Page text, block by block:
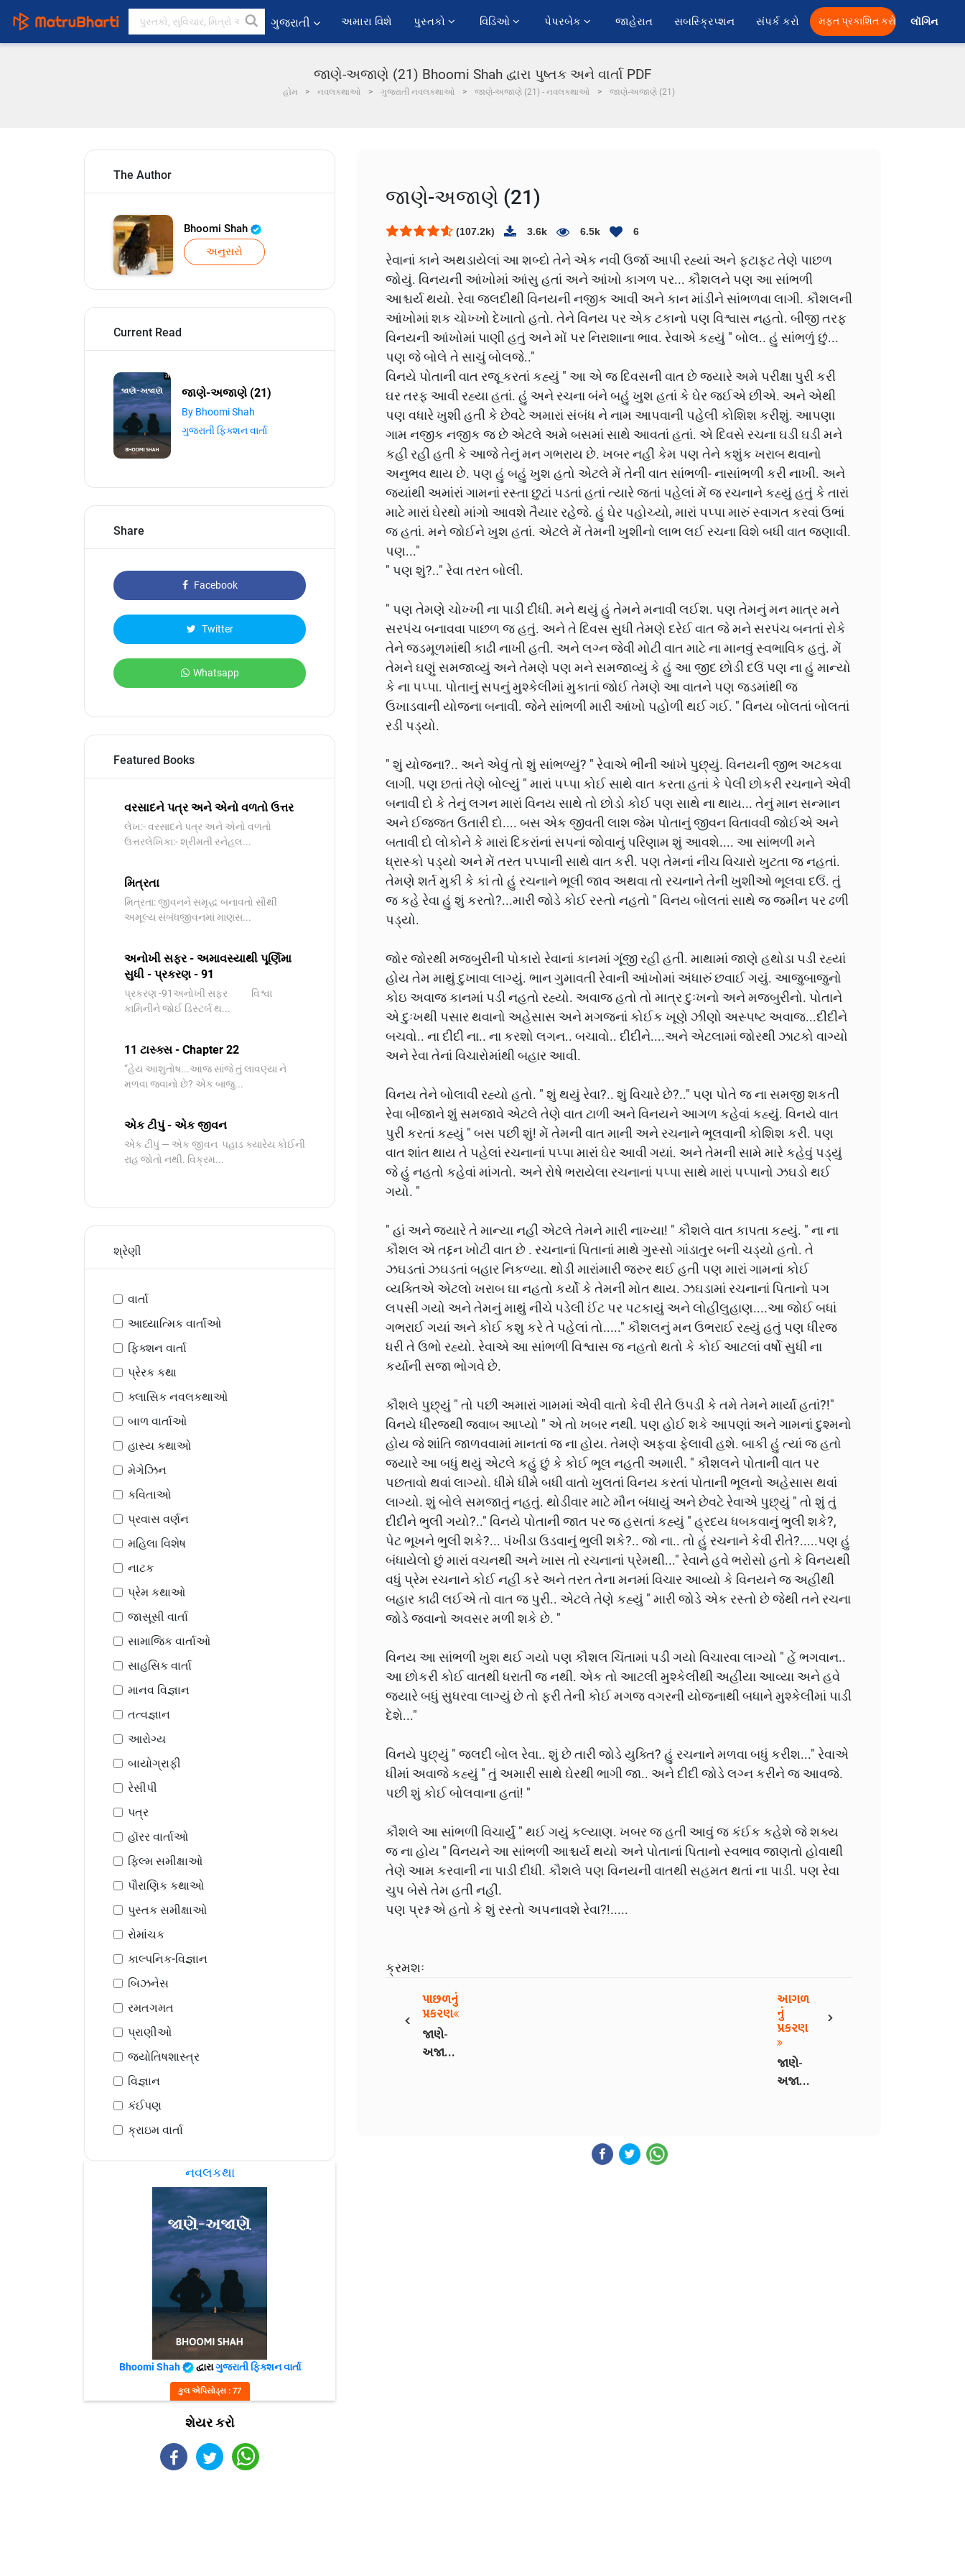
ગુજરાતી અમારા વિશે પુસ્તકો વિડિઓ પેપરબેક જાહેરાત સબસ્ક્રિપ્શન સંપર્ક કરો મફત પ્રકાશિત કરો લૉગિન
જાણે-અજાણે (21) Bhoomi Shah દ્વારા પુષ્તક અને વાર્તા PDF
હોમ નવલકથાઓ ગુજરાતી નવલકથાઓ જાણે-અજાણે (21) - નવલકથાઓ જાણે-અજાણે (21)
The Author
Bhoomi Shah
અનુસરો
Current Read
જાણે-અજાણે (21)
By Bhoomi Shah
ગુજરાતી ફિક્શન વાર્તા
Share
Facebook
Twitter
Whatsapp
Featured Books
વરસાદને પત્ર અને એનો વળતો ઉત્તર
લેખ:- વરસાદને પત્ર અને એનો વળતો
ઉત્તરલેખિકા:- શ્રીમતી સ્નેહલ...
મિત્રતા
મિત્રતા: જીવનને સમૃદ્ધ બનાવતો સૌથી
અમૂલ્ય સંબંધજીવનમાં માણસ...
અનોખી સફર - અમાવસ્યાથી પૂર્ણિમા
સુધી - પ્રકરણ - 91
પ્રકરણ -91અનોખી સફર વિશ્વા
કામિનીને જોઈ ડિસ્ટર્બ થ...
11 ટાસ્ક્સ - Chapter 22
“હેય આશુતોષ...આજ સાંજે તું લાવણ્યા ને
મળવા જવાનો છે? એક બાજુ...
એક ટીપું - એક જીવન
એક ટીપું — એક જીવન પહાડ ક્યારેય કોઈની
રાહ જોતો નથી. વિક્રમ...
શ્રેણી
વાર્તા
આધ્યાત્મિક વાર્તાઓ
ફિક્શન વાર્તા
પ્રેરક કથા
ક્લાસિક નવલકથાઓ
બાળ વાર્તાઓ
હાસ્ય કથાઓ
મેગેઝિન
કવિતાઓ
પ્રવાસ વર્ણન
મહિલા વિશેષ
નાટક
પ્રેમ કથાઓ
જાસૂસી વાર્તા
સામાજિક વાર્તાઓ
સાહસિક વાર્તા
માનવ વિજ્ઞાન
તત્વજ્ઞાન
આરોગ્ય
બાયોગ્રાફી
રેસીપી
પત્ર
હૉરર વાર્તાઓ
ફિલ્મ સમીક્ષાઓ
પૌરાણિક કથાઓ
પુસ્તક સમીક્ષાઓ
રોમાંચક
કાલ્પનિક-વિજ્ઞાન
બિઝનેસ
રમતગમત
પ્રાણીઓ
જ્યોતિષશાસ્ત્ર
વિજ્ઞાન
કંઈપણ
ક્રાઇમ વાર્તા
નવલકથા
Bhoomi Shah દ્વારાગુજરાતી ફિક્શન વાર્તા
કુલ એપિસોડ્સ : 77
શેયર કરો
જાણે-અજાણે (21)
(107.2k) 3.6k 6.5k 6
રેવાનાં કાને અથડાયેલાં આ શબ્દો તેને એક નવી ઉર્જા આપી રહ્યાં અને ફટાફટ તેણે પાછળ
જોયું. વિનયની આંખોમાં આંસુ હતાં અને આંખો કાગળ પર... કૌશલને પણ આ સાંભળી
આશ્ચર્ય થયો. રેવા જલદીથી વિનયની નજીક આવી અને કાન માંડીને સાંભળવા લાગી. કૌશલની
આંખોમાં શક ચોખ્ખો દેખાતો હતો. તેને વિનય પર એક ટકાનો પણ વિશ્વાસ નહતો. બીજી તરફ
વિનયની આંખોમાં પાણી હતું અને મોં પર નિરાશાના ભાવ. રેવાએ કહ્યું " બોલ.. હું સાંભળું છું...
પણ જે બોલે તે સાચું બોલજે.."
વિનયે પોતાની વાત રજૂ કરતાં કહ્યું " આ એ જ દિવસની વાત છે જ્યારે અમે પરીક્ષા પુરી કરી
ઘર તરફ આવી રહ્યા હતાં. હું અને રચના બંને બહું ખુશ હતાં કે ઘેર જઈએ છીએ. અને એથી
પણ વધારે ખુશી હતી કે છેવટે અમારાં સંબંધ ને નામ આપવાની પહેલી કોશિશ કરીશું. આપણા
ગામ નજીક નજીક જ છે એટલે અમે બસમાં સાથે આવતાં હતાં. એ દિવસે રચના ઘડી ઘડી મને
કહીં રહી હતી કે આજે તેનું મન ગભરાય છે. ખબર નહીં કેમ પણ તેને કશુંક ખરાબ થવાનો
અનુભવ થાય છે. પણ હું બહું ખુશ હતો એટલે મેં તેની વાત સાંભળી- નાસાંભળી કરી નાખી. અને
જ્યાંથી અમાંરાં ગામનાં રસ્તા છુટાં પડતાં હતાં ત્યારે જતાં પહેલાં મેં જ રચનાને કહ્યું હતું કે તારાં
માટે મારાં ઘેરથો માંગો આવશે તૈયાર રહેજે. હું ઘેર પહોચ્યો, મારાં પપ્પા મારું સ્વાગત કરવાં ઉભાં
જ હતાં. મને જોઈને ખુશ હતાં. એટલે મેં તેમની ખુશીનો લાભ લઈ રચના વિશે બધી વાત જણાવી.
પણ..."
" પણ શું?.." રેવા તરત બોલી.
" પણ તેમણે ચોખ્ખી ના પાડી દીધી. મને થયું હું તેમને મનાવી લઈશ. પણ તેમનું મન માત્ર મને
સરપંચ બનાવવા પાછળ જ હતું. અને તે દિવસ સુધી તેમણે દરેઈ વાત જે મને સરપંચ બનતાં રોકે
તેને જડમૂળમાંથી કાઢી નાખી હતી. અને લગ્ન જેવી મોટી વાત માટે ના માનવું સ્વભાવિક હતું. મેં
તેમને ઘણું સમજાવ્યું અને તેમણે પણ મને સમજાવ્યું કે હું આ જીદ છોડી દઉં પણ ના હું માન્યો
કે ના પપ્પા. પોતાનું સપનું મુશ્કેલીમાં મુકાતાં જોઈ તેમણે આ વાતને પણ જડમાંથી જ
ઉખાડવાની યોજના બનાવી. જેને સાંભળી મારી આંખો પહોળી થઈ ગઈ. " વિનય બોલતાં બોલતાં
રડી પડ્યો.
" શું યોજના?.. અને એવું તો શું સાંભળ્યું? " રેવાએ ભીની આંખે પુછ્યું. વિનયની જીભ અટકવા
લાગી. પણ છતાં તેણે બોલ્યું " મારાં પપ્પા કોઈ સાથે વાત કરતા હતાં કે પેલી છોકરી રચનાને એવી
બનાવી દો કે તેનું લગન મારાં વિનય સાથે તો છોડો કોઈ પણ સાથે ના થાય... તેનું માન સન્માન
અને ઈજ્જત ઉતારી દો.... બસ એક જીવતી લાશ જેમ પોતાનું જીવન વિતાવવી જોઈએ અને
બતાવી દો લોકોને કે મારાં દિકરાંનાં સપનાં જોવાનું પરિણામ શું આવશે.... આ સાંભળી મને
ધ્રાસ્કો પડ્યો અને મેં તરત પપ્પાની સાથે વાત કરી. પણ તેમનાં નીચ વિચારો ખુટતા જ નહતાં.
તેમણે શર્ત મુકી કે કાં તો હું રચનાને ભૂલી જાવ અથવા તો રચનાને તેની ખુશીઓ ભૂલવા દઉં. તું
જ કહે રેવા હું શું કરતો?...મારી જોડે કોઈ રસ્તો નહતો " વિનય બોલતાં સાથે જ જમીન પર ઢળી
પડ્યો.
જોર જોરથી મજબુરીની પોકારો રેવાનાં કાનમાં ગૂંજી રહી હતી. માથામાં જાણે હથોડા પડી રહ્યાં
હોય તેમ માથું દુખાવા લાગ્યું. ભાન ગુમાવતી રેવાની આંખોમાં અંધારું છવાઈ ગયું. આજુબાજુનો
કોઇ અવાજ કાનમાં પડી નહતો રહ્યો. અવાજ હતો તો માત્ર દુઃખનો અને મજબુરીનો. પોતાને
એ દુઃખથી પસાર થવાનો અહેસાસ અને મગજનાં કોઈક ખૂણે ઝીણો અસ્પષ્ટ અવાજ...દીદીને
બચવો.. ના દીદી ના.. ના કરશો લગન.. બચાવો.. દીદીને....અને એટલામાં જોરથી ઝાટકો વાગ્યો
અને રેવા તેનાં વિચારોમાંથી બહાર આવી.
વિનય તેને બોલાવી રહ્યો હતો. " શું થયું રેવા?.. શું વિચારે છે?.." પણ પોતે જ ના સમજી શકતી
રેવા બીજાને શું સમજાવે એટલે તેણે વાત ટાળી અને વિનયને આગળ કહેવાં કહ્યું. વિનયે વાત
પુરી કરતાં કહ્યું " બસ પછી શું! મેં તેમની વાત માની અને રચનાને ભૂલવાની કોશિશ કરી. પણ
વાત શાંત થાય તે પહેલાં રચનાનાં પપ્પા મારાં ઘેર આવી ગયાં. અને તેમની સામે મારે કહેવું પડ્યું
જે હું નહતો કહેવાં માંગતો. અને રોષે ભરાયેલા રચનાનાં પપ્પા સાથે મારાં પપ્પાનો ઝઘડો થઈ
ગયો. "
" હાં અને જ્યારે તે માન્યા નહીં એટલે તેમને મારી નાખ્યા! " કૌશલે વાત કાપતા કહ્યું. " ના ના
કૌશલ એ તદ્દન ખોટી વાત છે . રચનાનાં પિતાનાં માથે ગુસ્સો ગાંડાતુર બની ચડ્યો હતો. તે
ઝઘડતાં ઝઘડતાં બહાર નિકળ્યા. થોડી મારાંમારી જરુર થઈ હતી પણ મારાં ગામનાં કોઈ
વ્યક્તિએ એટલો ખરાબ ઘા નહતો કર્યો કે તેમની મોત થાય. ઝઘડામાં રચનાનાં પિતાનો પગ
લપસી ગયો અને તેમનું માથું નીચે પડેલી ઈંટ પર પટકાયું અને લોહીલુહાણ....આ જોઈ બધાં
ગભરાઈ ગયાં અને કોઈ કશુ કરે તે પહેલાં તો....." કૌશલનું મન ઉભરાઈ રહ્યું હતું પણ ધીરજ
ધરી તે ઉભો રહ્યો. રેવાએ આ સાંભળી વિશ્વાસ જ નહતો થતો કે કોઈ આટલાં વર્ષો સુધી ના
કર્યાની સજા ભોગવે છે.
કૌશલે પુછ્યું " તો પછી અમારાં ગામમાં એવી વાતો કેવી રીતે ઉપડી કે તમે તેમને માર્યાં હતાં?!"
વિનયે ધીરજથી જવાબ આપ્યો " એ તો ખબર નથી. પણ હોઈ શકે આપણાં અને ગામનાં દુશ્મનો
હોય જે શાંતિ જાળવવામાં માનતાં જ ના હોય. તેમણે અફવા ફેલાવી હશે. બાકી હું ત્યાં જ હતો
જ્યારે આ બધું થયું એટલે કહું છું કે કોઈ ભૂલ નહતી અમારી. " કૌશલને પોતાની વાત પર
પછતાવો થવાં લાગ્યો. ધીમે ધીમે બધી વાતો ખુલતાં વિનય કરતાં પોતાની ભૂલનો અહેસાસ થવાં
લાગ્યો. શું બોલે સમજાતું નહતું. થોડીવાર માટે મૌન બંધાયું અને છેવટે રેવાએ પુછ્યું " તો શું તું
દીદીને ભુલી ગયો?.." વિનયે પોતાની જાત પર જ હસતાં કહ્યું " હ્રદય ધબકવાનું ભુલી શકે?,
પેટ ભૂખને ભુલી શકે?... પંખીડા ઉડવાનું ભુલી શકે?.. જો ના.. તો હું રચનાને કેવી રીતે?.....પણ હું
બંધાયેલો છું મારાં વચનથી અને ખાસ તો રચનાનાં પ્રેમથી..." રેવાને હવે ભરોસો હતો કે વિનયથી
વધું પ્રેમ રચનાને કોઈ નહીં કરે અને તરત તેના મનમાં વિચાર આવ્યો કે વિનયને જ અહીથી
બહાર કાઢી લઈએ તો વાત જ પુરી.. એટલે તેણે કહ્યું " મારી જોડે એક રસ્તો છે જેથી તને રચના
જોડે જવાનો અવસર મળી શકે છે. "
વિનય આ સાંભળી ખુશ થઈ ગયો પણ કૌશલ ચિંતામાં પડી ગયો વિચારવા લાગ્યો " હેં ભગવાન..
આ છોકરી કોઈ વાતથી ધરાતી જ નથી. એક તો આટલી મુશ્કેલીથી અહીંયા આવ્યા અને હવે
જ્યારે બધું સુધરવા લાગ્યું છે તો ફરી તેની કોઈ મગજ વગરની યોજનાથી બધાને મુશ્કેલીમાં પાડી
દેશે..."
વિનયે પુછ્યું " જલદી બોલ રેવા.. શું છે તારી જોડે યુક્તિ? હું રચનાને મળવા બધું કરીશ..." રેવાએ
ધીમાં અવાજે કહ્યું " તું અમારી સાથે ઘેરથી ભાગી જા.. અને દીદી જોડે લગ્ન કરીને જ આવજે.
પછી શું કોઈ બોલવાના હતાં! "
કૌશલે આ સાંભળી વિચાર્યું " થઈ ગયું કલ્યાણ. ખબર જ હતી આવું જ કંઈક કહેશે જે શક્ય
જ ના હોય " વિનયને આ સાંભળી આશ્ચર્ય થયો અને પોતાનાં પિતાનો સ્વભાવ જાણતો હોવાથી
તેણે આમ કરવાની ના પાડી દીધી. કૌશલે પણ વિનયની વાતથી સહમત થતાં ના પાડી. પણ રેવા
ચુપ બેસે તેમ હતી નહીં.
પણ પ્રશ્ન એ હતો કે શું રસ્તો અપનાવશે રેવા?!.....
ક્રમશઃ
‹
પાછળનું
પ્રકરણ
જાણે-
અજાણે
›
આગળ
નું
પ્રકરણ
જાણે-
અજાણે